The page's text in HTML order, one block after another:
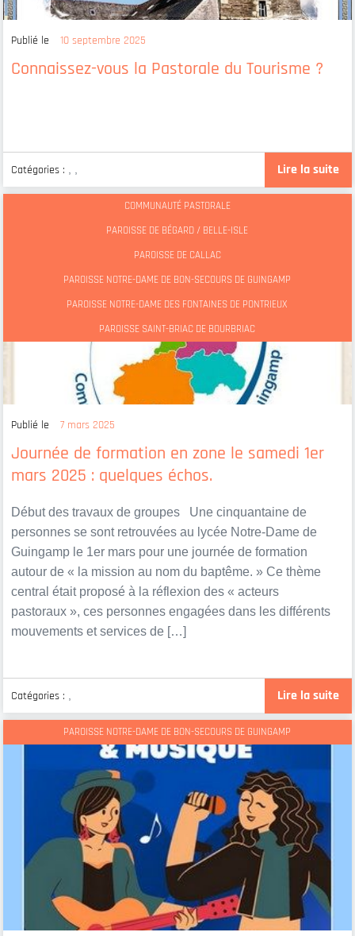
Connaissez-vous la Pastorale du Tourisme ?
Publié le 10 septembre 2025
Lire la suite
Catégories : , ,
COMMUNAUTÉ PASTORALE
PAROISSE DE BÉGARD / BELLE-ISLE
PAROISSE DE CALLAC
PAROISSE NOTRE-DAME DE BON-SECOURS DE GUINGAMP
PAROISSE NOTRE-DAME DES FONTAINES DE PONTRIEUX
PAROISSE SAINT-BRIAC DE BOURBRIAC
Journée de formation en zone le samedi 1er
mars 2025 : quelques échos.
Publié le 7 mars 2025
Début des travaux de groupes Une cinquantaine de
personnes se sont retrouvées au lycée Notre-Dame de
Guingamp le 1er mars pour une journée de formation
autour de « la mission au nom du baptême. » Ce thème
central était proposé à la réflexion des « acteurs
pastoraux », ces personnes engagées dans les différents
mouvements et services de […]
Lire la suite
Catégories : ,
PAROISSE NOTRE-DAME DE BON-SECOURS DE GUINGAMP